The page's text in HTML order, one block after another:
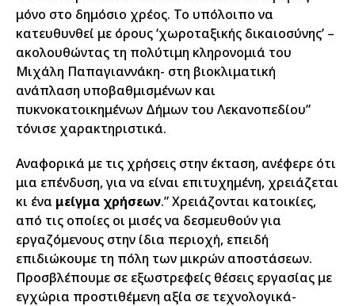
μόνο στο δημόσιο χρέος. Το υπόλοιπο να
κατευθυνθεί με όρους ‘χωροταξικής δικαιοσύνης’ –
ακολουθώντας τη πολύτιμη κληρονομιά του
Μιχάλη Παπαγιαννάκη- στη βιοκλιματική
ανάπλαση υποβαθμισμένων και
πυκνοκατοικημένων Δήμων του Λεκανοπεδίου”
τόνισε χαρακτηριστικά.
Αναφορικά με τις χρήσεις στην έκταση, ανέφερε ότι
μια επένδυση, για να είναι επιτυχημένη, χρειάζεται
κι ένα μείγμα χρήσεων.” Χρειάζονται κατοικίες,
από τις οποίες οι μισές να δεσμευθούν για
εργαζόμενους στην ίδια περιοχή, επειδή
επιδιώκουμε τη πόλη των μικρών αποστάσεων.
Προσβλέπουμε σε εξωστρεφείς θέσεις εργασίας με
εγχώρια προστιθέμενη αξία σε τεχνολογικά-